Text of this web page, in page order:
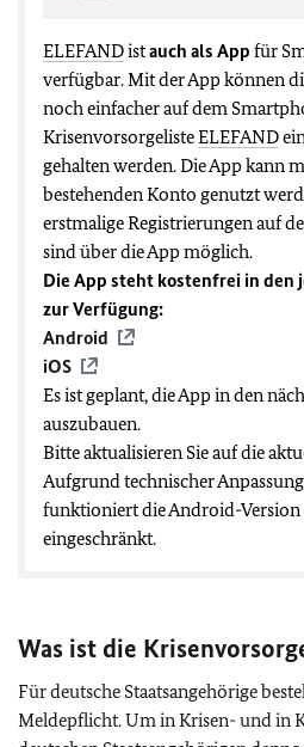
ELEFANDistauch als App für
verfügbar. Mit der App können
noch einfacher auf dem
KrisenvorsorgelisteELEFAND
gehalten werden. Die App kann
bestehenden Konto genutzt
erstmalige Registrierungen auf
sind über die App möglich.
Die App steht kostenfrei in den
zur Verfügung:
Android
iOS
Es ist geplant, die App in den
auszubauen.
Bitte aktualisieren Sie auf die
Aufgrund technischer
funktioniert die Android-Version
eingeschränkt.
Was ist die
Für deutsche Staatsangehörige
Meldepflicht. Um in Krisen- und in